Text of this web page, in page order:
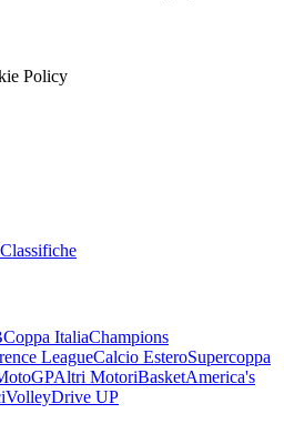
Policy
Coppa ItaliaChampions
LeagueCalcio EsteroSupercoppa
Altri MotoriBasketAmerica's
VolleyDrive UP